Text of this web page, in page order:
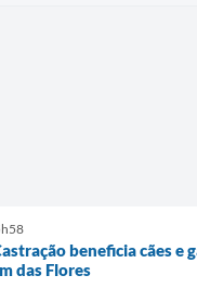
beneficia cães e
das Flores